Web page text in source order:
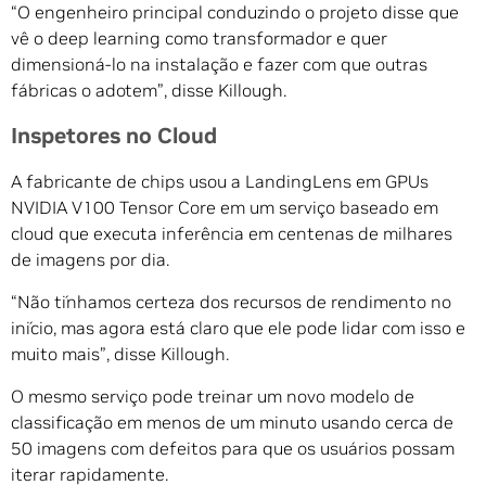
“O engenheiro principal conduzindo o projeto disse que
vê o deep learning como transformador e quer
dimensioná-lo na instalação e fazer com que outras
fábricas o adotem”, disse Killough.
Inspetores no Cloud
A fabricante de chips usou a LandingLens em GPUs
NVIDIA V100 Tensor Core em um serviço baseado em
cloud que executa inferência em centenas de milhares
de imagens por dia.
“Não tínhamos certeza dos recursos de rendimento no
início, mas agora está claro que ele pode lidar com isso e
muito mais”, disse Killough.
O mesmo serviço pode treinar um novo modelo de
classificação em menos de um minuto usando cerca de
50 imagens com defeitos para que os usuários possam
iterar rapidamente.